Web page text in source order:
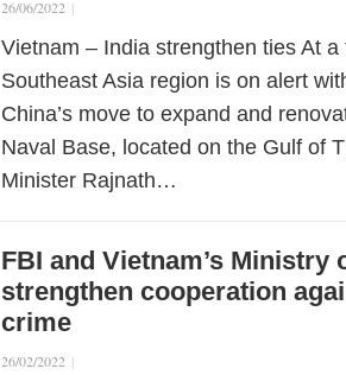
26/06/2022 |
Vietnam – India strengthen ties At
Southeast Asia region is on alert
China’s move to expand and
Naval Base, located on the Gulf of
Minister Rajnath…
FBI and Vietnam’s
strengthen cooperation
crime
26/02/2022 |